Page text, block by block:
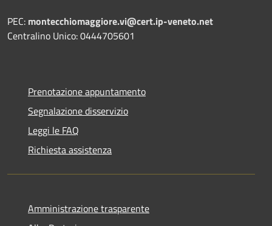
PEC: montecchiomaggiore.vi@cert.ip-veneto.net
Centralino Unico: 0444705601
Prenotazione appuntamento
Segnalazione disservizio
Leggi le FAQ
Richiesta assistenza
Amministrazione trasparente